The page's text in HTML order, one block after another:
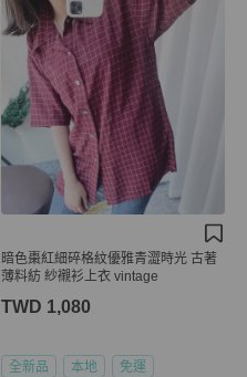
暗色棗紅細碎格紋優雅青澀時光 古著
薄料紡 紗襯衫上衣 vintage
TWD 1,080
全新品 本地 免運